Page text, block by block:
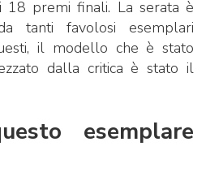
18 premi finali. La serata è
tanti favolosi esemplari
il modello che è stato
dalla critica è stato il
esemplare